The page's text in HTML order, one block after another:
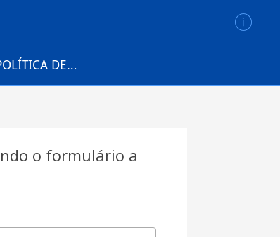
DE
o formulário a